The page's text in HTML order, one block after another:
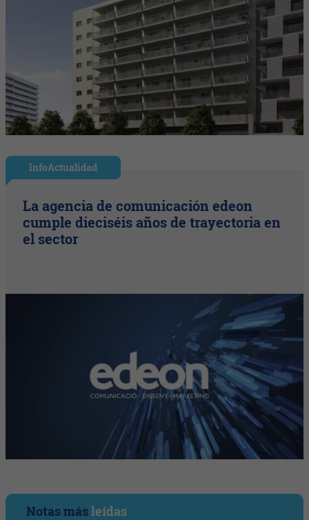
InfoActualidad
La agencia de comunicación edeon
cumple dieciséis años de trayectoria en
el sector
Notas másleídas